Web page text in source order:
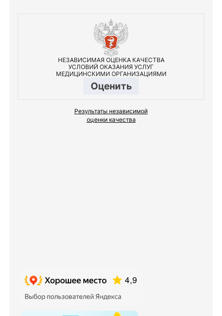
НЕЗАВИСИМАЯ ОЦЕНКА КАЧЕСТВА
УСЛОВИЙ ОКАЗАНИЯ УСЛУГ
МЕДИЦИНСКИМИ ОРГАНИЗАЦИЯМИ
Оценить
Результаты независимой
оценки качества